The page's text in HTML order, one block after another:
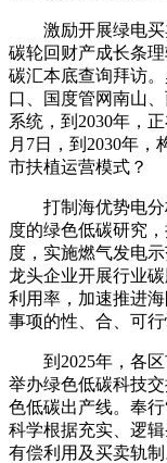
激励开展绿电买
碳轮回财产成长条
碳汇本底查询拜访
口、国度管网南山
系统，到2030年，
月7日，到2030年
市扶植运营模式？
打制海优势电分
度的绿色低碳研究
度，实施燃气发电
龙头企业开展行业
利用率，加速推进
事项的性、合、可
到2025年，各区
举办绿色低碳科技
色低碳出产线。奉行
科学根据充实、逻
有偿利用及买卖轨